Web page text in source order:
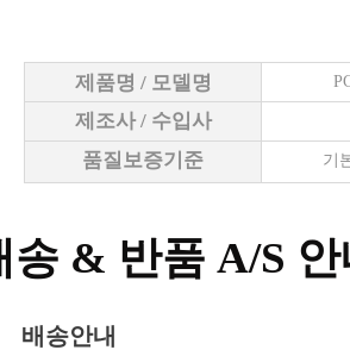
송 & 반품 A/S
배송안내
제품명 / 모델명
제조사 / 수입사
품질보증기준
기